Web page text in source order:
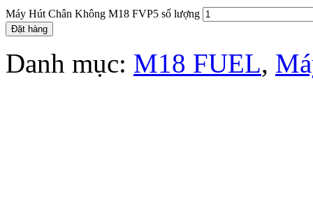
Máy Hút Chân Không M18 FVP5 số lượng
Đặt hàng
Danh mục: M18 FUEL,